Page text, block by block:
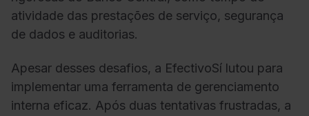
atividade das prestações de serviço, segurança
de dados e auditorias.
Apesar desses desafios, a EfectivoSí lutou para
implementar uma ferramenta de gerenciamento
interna eficaz. Após duas tentativas frustradas, a